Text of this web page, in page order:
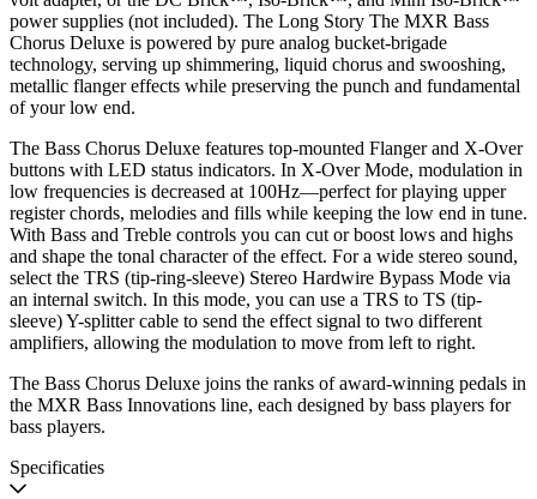
power supplies (not included). The Long Story The MXR Bass
Chorus Deluxe is powered by pure analog bucket-brigade
technology, serving up shimmering, liquid chorus and swooshing,
metallic flanger effects while preserving the punch and fundamental
of your low end.
The Bass Chorus Deluxe features top-mounted Flanger and X-Over
buttons with LED status indicators. In X-Over Mode, modulation in
low frequencies is decreased at 100Hz—perfect for playing upper
register chords, melodies and fills while keeping the low end in tune.
With Bass and Treble controls you can cut or boost lows and highs
and shape the tonal character of the effect. For a wide stereo sound,
select the TRS (tip-ring-sleeve) Stereo Hardwire Bypass Mode via
an internal switch. In this mode, you can use a TRS to TS (tip-
sleeve) Y-splitter cable to send the effect signal to two different
amplifiers, allowing the modulation to move from left to right.
The Bass Chorus Deluxe joins the ranks of award-winning pedals in
the MXR Bass Innovations line, each designed by bass players for
bass players.
Specificaties